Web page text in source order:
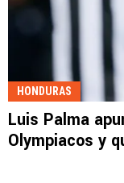
HONDURAS
Luis Palma
Olympiacos y